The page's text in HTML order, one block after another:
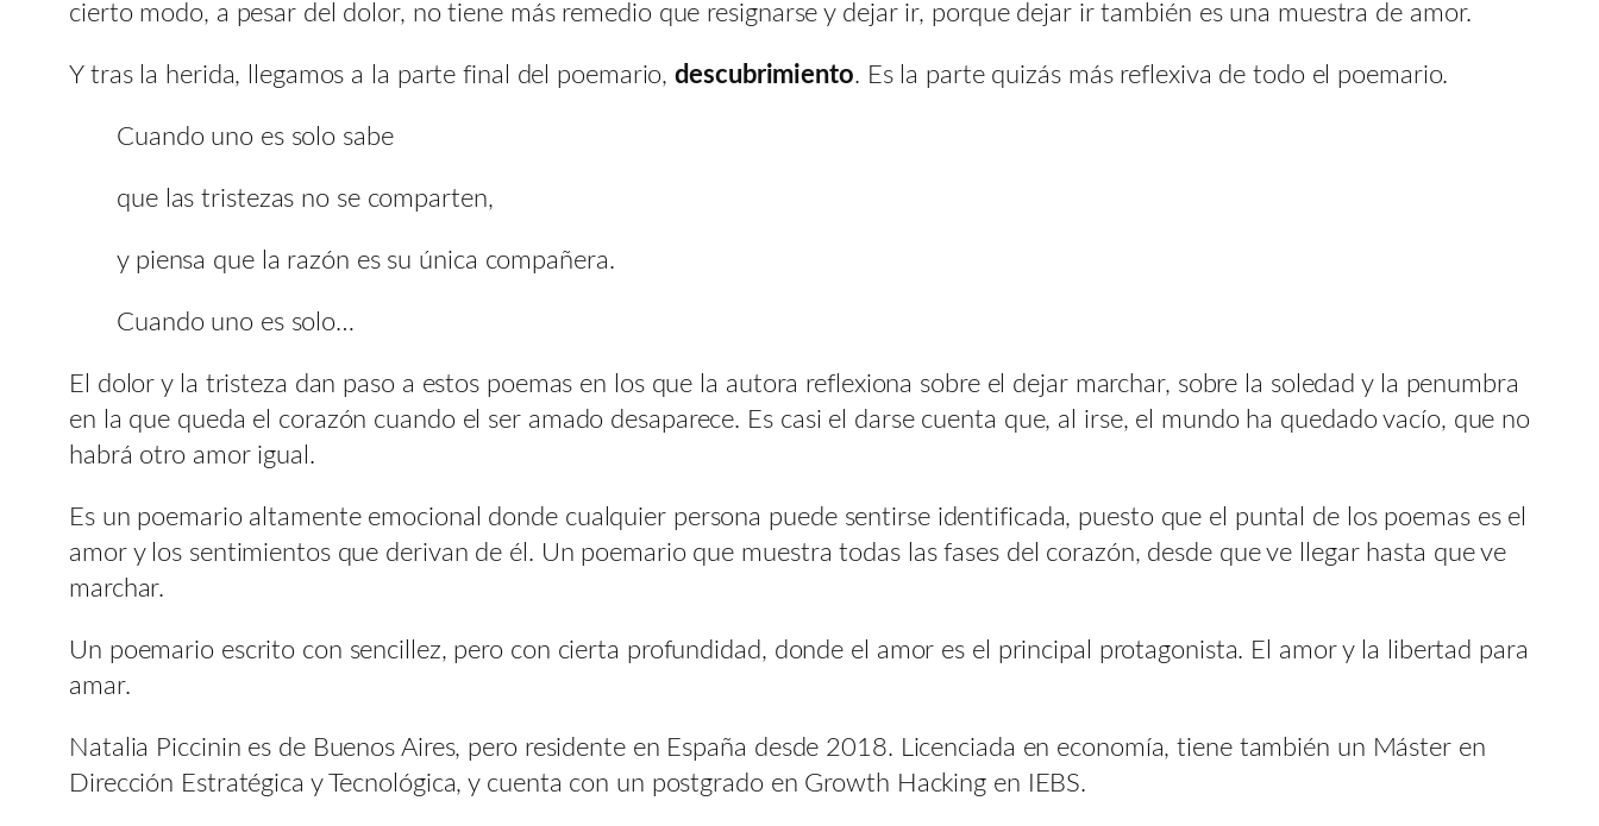
cierto modo, a pesar del dolor, no tiene más remedio que resignarse y dejar ir, porque dejar ir también es una muestra de amor.
Y tras la herida, llegamos a la parte final del poemario,descubrimiento. Es la parte quizás más reflexiva de todo el poemario.
Cuando uno es solo sabe
que las tristezas no se comparten,
y piensa que la razón es su única compañera.
Cuando uno es solo…
El dolor y la tristeza dan paso a estos poemas en los que la autora reflexiona sobre el dejar marchar, sobre la soledad y la penumbra
en la que queda el corazón cuando el ser amado desaparece. Es casi el darse cuenta que, al irse, el mundo ha quedado vacío, que no
habrá otro amor igual.
Es un poemario altamente emocional donde cualquier persona puede sentirse identificada, puesto que el puntal de los poemas es el
amor y los sentimientos que derivan de él. Un poemario que muestra todas las fases del corazón, desde que ve llegar hasta que ve
marchar.
Un poemario escrito con sencillez, pero con cierta profundidad, donde el amor es el principal protagonista. El amor y la libertad para
amar.
Natalia Piccinin es de Buenos Aires, pero residente en España desde 2018. Licenciada en economía, tiene también un Máster en
Dirección Estratégica y Tecnológica, y cuenta con un postgrado en Growth Hacking en IEBS.